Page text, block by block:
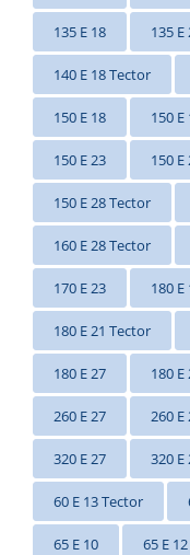
135 E 18 135 E
140 E 18 Tector
150 E 18 150
150 E 23 150
150 E 28 Tector
160 E 28 Tector
170 E 23 180 E
180 E 21 Tector
180 E 27 180
260 E 27 260
320 E 27 320
60 E 13 Tector
65 E 10 65 E 12